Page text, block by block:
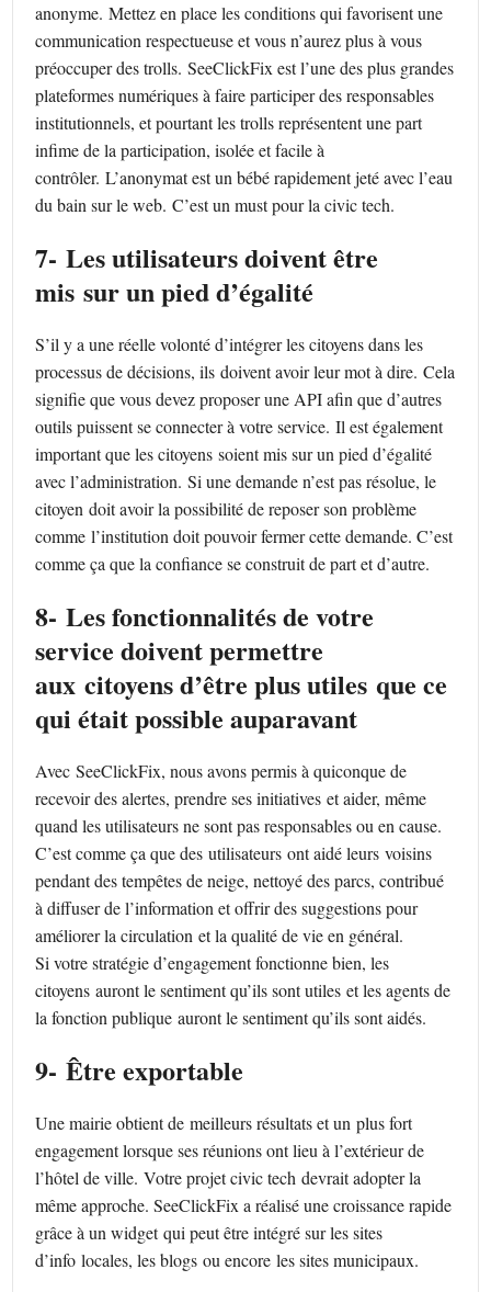
anonyme. Mettez en place les conditions qui favorisent une
communication respectueuse et vous n’aurez plus à vous
préoccuper des trolls. SeeClickFix est l’une des plus grandes
plateformes numériques à faire participer des responsables
institutionnels, et pourtant les trolls représentent une part
infime de la participation, isolée et facile à
contrôler. L’anonymat est un bébé rapidement jeté avec l’eau
du bain sur le web. C’est un must pour la civic tech.
7- Les utilisateurs doivent être
mis surun pied d’égalité
S’il y a une réelle volonté d’intégrer les citoyens dans les
processus de décisions, ils doivent avoir leur mot à dire. Cela
signifie que vous devez proposer une API afin que d’autres
outils puissent se connecter à votre service. Il est également
important que les citoyens soient mis sur un pied d’égalité
avec l’administration. Si une demande n’est pas résolue, le
citoyen doit avoir la possibilité de reposer son problème
comme l’institution doit pouvoir fermer cette demande. C’est
comme ça que la confiance se construit de part et d’autre.
8- Les fonctionnalités de votre
service doivent permettre
aux citoyens d’être plus utiles que ce
qui était possible auparavant
Avec SeeClickFix, nous avons permis à quiconque de
recevoir des alertes, prendre ses initiatives et aider, même
quand les utilisateurs ne sont pas responsables ou en cause.
C’est comme ça que des utilisateurs ont aidé leurs voisins
pendant des tempêtes de neige, nettoyé des parcs, contribué
à diffuser de l’information et offrir des suggestions pour
améliorer la circulation et la qualité de vie en général.
Si votre stratégie d’engagement fonctionne bien, les
citoyens auront le sentiment qu’ils sont utiles et les agents de
la fonction publique auront le sentiment qu’ils sont aidés.
9- Être exportable
Une mairie obtient de meilleurs résultats et un plus fort
engagement lorsque ses réunions ont lieu à l’extérieur de
l’hôtel de ville. Votre projet civic tech devrait adopter la
même approche. SeeClickFix a réalisé une croissance rapide
grâce à un widget qui peut être intégré sur les sites
d’info locales, les blogs ou encore les sites municipaux.